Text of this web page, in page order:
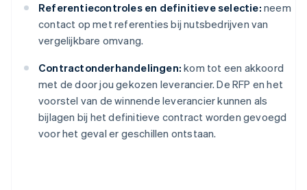
Referentiecontroles en definitieve selectie: neem
contact op met referenties bij nutsbedrijven van
vergelijkbare omvang.
Contractonderhandelingen: kom tot een akkoord
met de door jou gekozen leverancier. De RFP en het
voorstel van de winnende leverancier kunnen als
bijlagen bij het definitieve contract worden gevoegd
voor het geval er geschillen ontstaan.